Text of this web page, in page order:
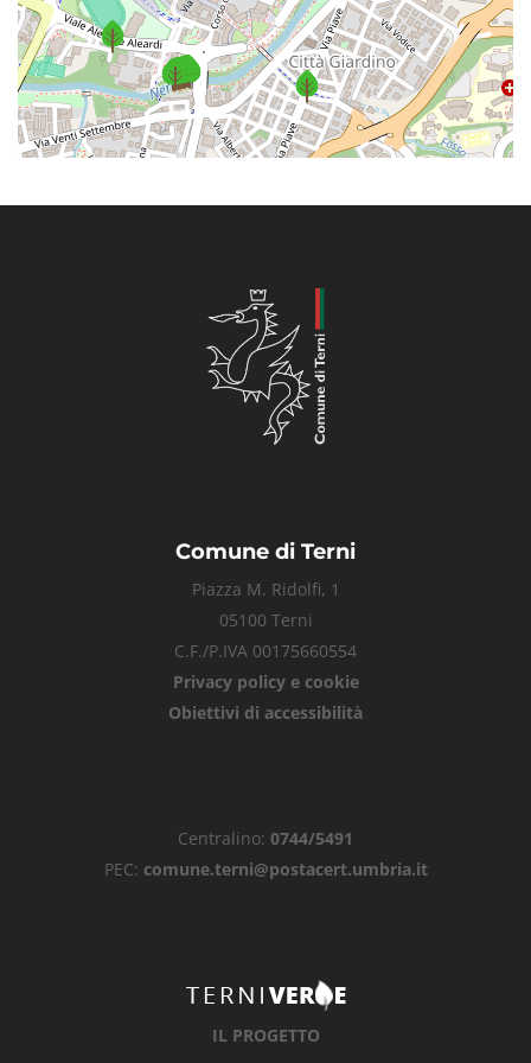
Comune di Terni
Piazza M. Ridolfi, 1
05100 Terni
C.F./P.IVA 00175660554
Privacy policy e cookie
Obiettivi di accessibilità
Centralino: 0744/5491
PEC: comune.terni@postacert.umbria.it
IL PROGETTO